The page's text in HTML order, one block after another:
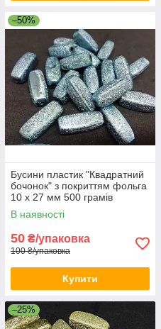
–50%
Бусини пластик "Квадратний
бочонок" з покриттям фольга
10 х 27 мм 500 грамів
В наявності
50 ₴/упаковка
100 ₴/упаковка
Купити
–25%